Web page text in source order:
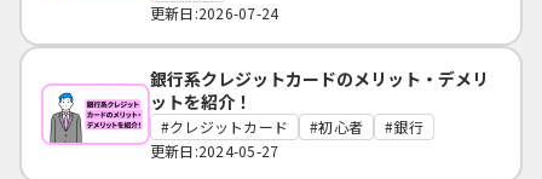
更新日:2026-07-24
銀行系クレジットカードのメリット・デメリ
ットを紹介！
クレジットカード 初心者
銀行
更新日:2024-05-27